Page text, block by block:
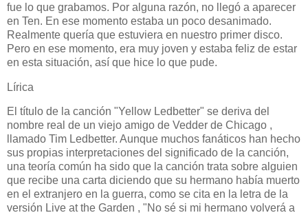
fue lo que grabamos. Por alguna razón, no llegó a aparecer
en Ten. En ese momento estaba un poco desanimado.
Realmente quería que estuviera en nuestro primer disco.
Pero en ese momento, era muy joven y estaba feliz de estar
en esta situación, así que hice lo que pude.
Lírica
El título de la canción "Yellow Ledbetter" se deriva del
nombre real de un viejo amigo de Vedder de Chicago ,
llamado Tim Ledbetter. Aunque muchos fanáticos han hecho
sus propias interpretaciones del significado de la canción,
una teoría común ha sido que la canción trata sobre alguien
que recibe una carta diciendo que su hermano había muerto
en el extranjero en la guerra, como se cita en la letra de la
versión Live at the Garden , "No sé si mi hermano volverá a